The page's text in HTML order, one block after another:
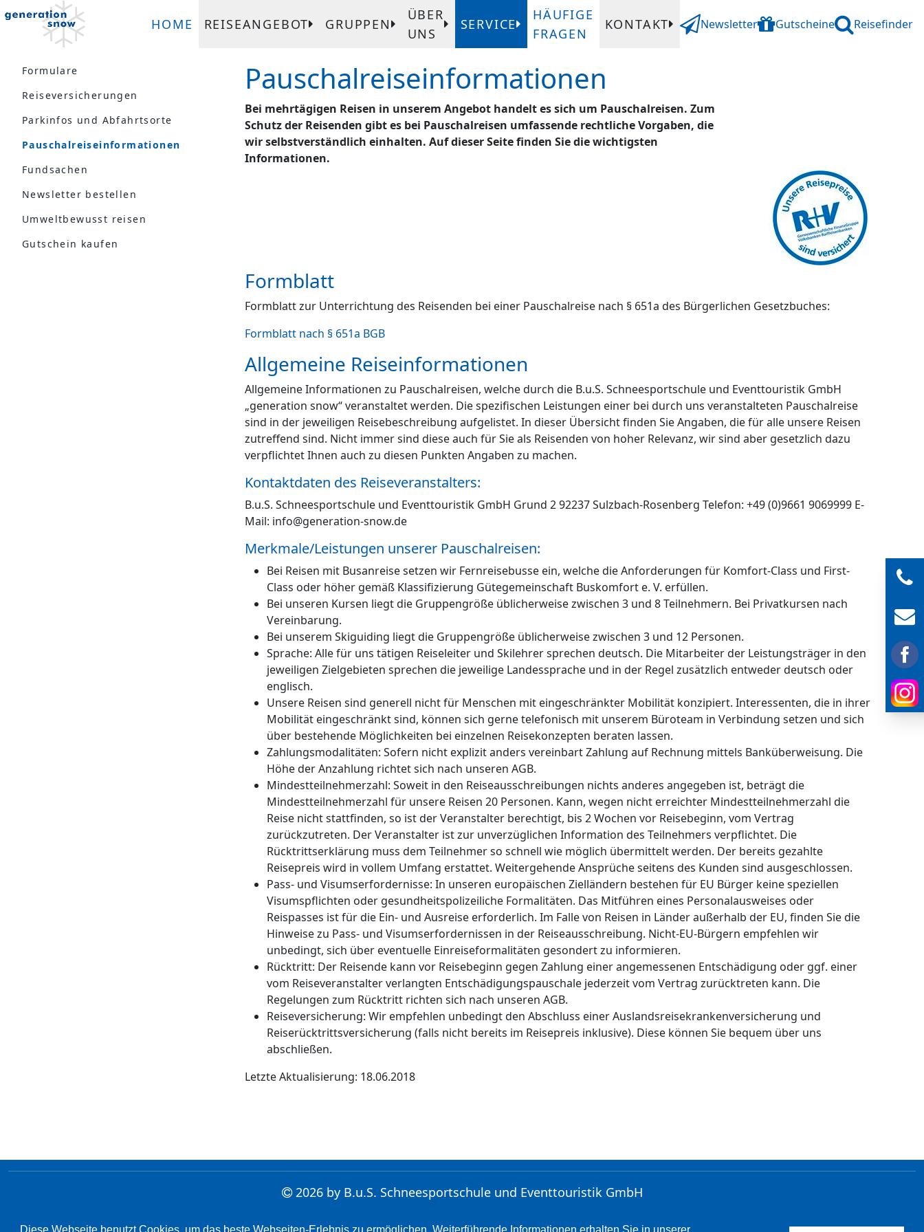
Diese Webseite benutzt Cookies, um das beste Webseiten-Erlebnis zu ermöglichen. Weiterführende Informationen erhalten Sie in unserer
HOME REISEANGEBOT GRUPPEN
ÜBER
UNS
SERVICE
HÄUFIGE
FRAGEN
KONTAKT Newsletter Gutscheine Reisefinder
Formulare
Reiseversicherungen
Parkinfos und Abfahrtsorte
Pauschalreiseinformationen
Fundsachen
Newsletter bestellen
Umweltbewusst reisen
Gutschein kaufen
Pauschalreiseinformationen
Bei mehrtägigen Reisen in unserem Angebot handelt es sich um Pauschalreisen. Zum
Schutz der Reisenden gibt es bei Pauschalreisen umfassende rechtliche Vorgaben, die
wir selbstverständlich einhalten. Auf dieser Seite finden Sie die wichtigsten
Informationen.
Formblatt
Formblatt zur Unterrichtung des Reisenden bei einer Pauschalreise nach § 651a des Bürgerlichen Gesetzbuches:
Formblatt nach § 651a BGB
Allgemeine Reiseinformationen
Allgemeine Informationen zu Pauschalreisen, welche durch die B.u.S. Schneesportschule und Eventtouristik GmbH
„generation snow“ veranstaltet werden. Die spezifischen Leistungen einer bei durch uns veranstalteten Pauschalreise
sind in der jeweiligen Reisebeschreibung aufgelistet. In dieser Übersicht finden Sie Angaben, die für alle unsere Reisen
zutreffend sind. Nicht immer sind diese auch für Sie als Reisenden von hoher Relevanz, wir sind aber gesetzlich dazu
verpflichtet Ihnen auch zu diesen Punkten Angaben zu machen.
Kontaktdaten des Reiseveranstalters:
B.u.S. Schneesportschule und Eventtouristik GmbH Grund 2 92237 Sulzbach-Rosenberg Telefon: +49 (0)9661 9069999 E-
Mail: info@generation-snow.de
Merkmale/Leistungen unserer Pauschalreisen:
Bei Reisen mit Busanreise setzen wir Fernreisebusse ein, welche die Anforderungen für Komfort-Class und First-
Class oder höher gemäß Klassifizierung Gütegemeinschaft Buskomfort e. V. erfüllen.
Bei unseren Kursen liegt die Gruppengröße üblicherweise zwischen 3 und 8 Teilnehmern. Bei Privatkursen nach
Vereinbarung.
Bei unserem Skiguiding liegt die Gruppengröße üblicherweise zwischen 3 und 12 Personen.
Sprache: Alle für uns tätigen Reiseleiter und Skilehrer sprechen deutsch. Die Mitarbeiter der Leistungsträger in den
jeweiligen Zielgebieten sprechen die jeweilige Landessprache und in der Regel zusätzlich entweder deutsch oder
englisch.
Unsere Reisen sind generell nicht für Menschen mit eingeschränkter Mobilität konzipiert. Interessenten, die in ihrer
Mobilität eingeschränkt sind, können sich gerne telefonisch mit unserem Büroteam in Verbindung setzen und sich
über bestehende Möglichkeiten bei einzelnen Reisekonzepten beraten lassen.
Zahlungsmodalitäten: Sofern nicht explizit anders vereinbart Zahlung auf Rechnung mittels Banküberweisung. Die
Höhe der Anzahlung richtet sich nach unseren AGB.
Mindestteilnehmerzahl: Soweit in den Reiseausschreibungen nichts anderes angegeben ist, beträgt die
Mindestteilnehmerzahl für unsere Reisen 20 Personen. Kann, wegen nicht erreichter Mindestteilnehmerzahl die
Reise nicht stattfinden, so ist der Veranstalter berechtigt, bis 2 Wochen vor Reisebeginn, vom Vertrag
zurückzutreten. Der Veranstalter ist zur unverzüglichen Information des Teilnehmers verpflichtet. Die
Rücktrittserklärung muss dem Teilnehmer so schnell wie möglich übermittelt werden. Der bereits gezahlte
Reisepreis wird in vollem Umfang erstattet. Weitergehende Ansprüche seitens des Kunden sind ausgeschlossen.
Pass- und Visumserfordernisse: In unseren europäischen Zielländern bestehen für EU Bürger keine speziellen
Visumspflichten oder gesundheitspolizeiliche Formalitäten. Das Mitführen eines Personalausweises oder
Reispasses ist für die Ein- und Ausreise erforderlich. Im Falle von Reisen in Länder außerhalb der EU, finden Sie die
Hinweise zu Pass- und Visumserfordernissen in der Reiseausschreibung. Nicht-EU-Bürgern empfehlen wir
unbedingt, sich über eventuelle Einreiseformalitäten gesondert zu informieren.
Rücktritt: Der Reisende kann vor Reisebeginn gegen Zahlung einer angemessenen Entschädigung oder ggf. einer
vom Reiseveranstalter verlangten Entschädigungspauschale jederzeit vom Vertrag zurücktreten kann. Die
Regelungen zum Rücktritt richten sich nach unseren AGB.
Reiseversicherung: Wir empfehlen unbedingt den Abschluss einer Auslandsreisekrankenversicherung und
Reiserücktrittsversicherung (falls nicht bereits im Reisepreis inklusive). Diese können Sie bequem über uns
abschließen.
Letzte Aktualisierung: 18.06.2018
2026 by B.u.S. Schneesportschule und Eventtouristik GmbH
Grund 2, 92237 Sulzbach-Rosenberg